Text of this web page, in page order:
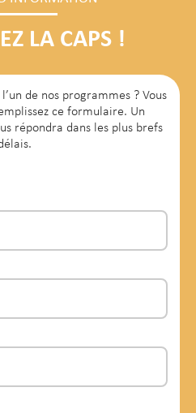
LA CAPS !
de nos programmes ? Vous
ce formulaire. Un
répondra dans les plus brefs